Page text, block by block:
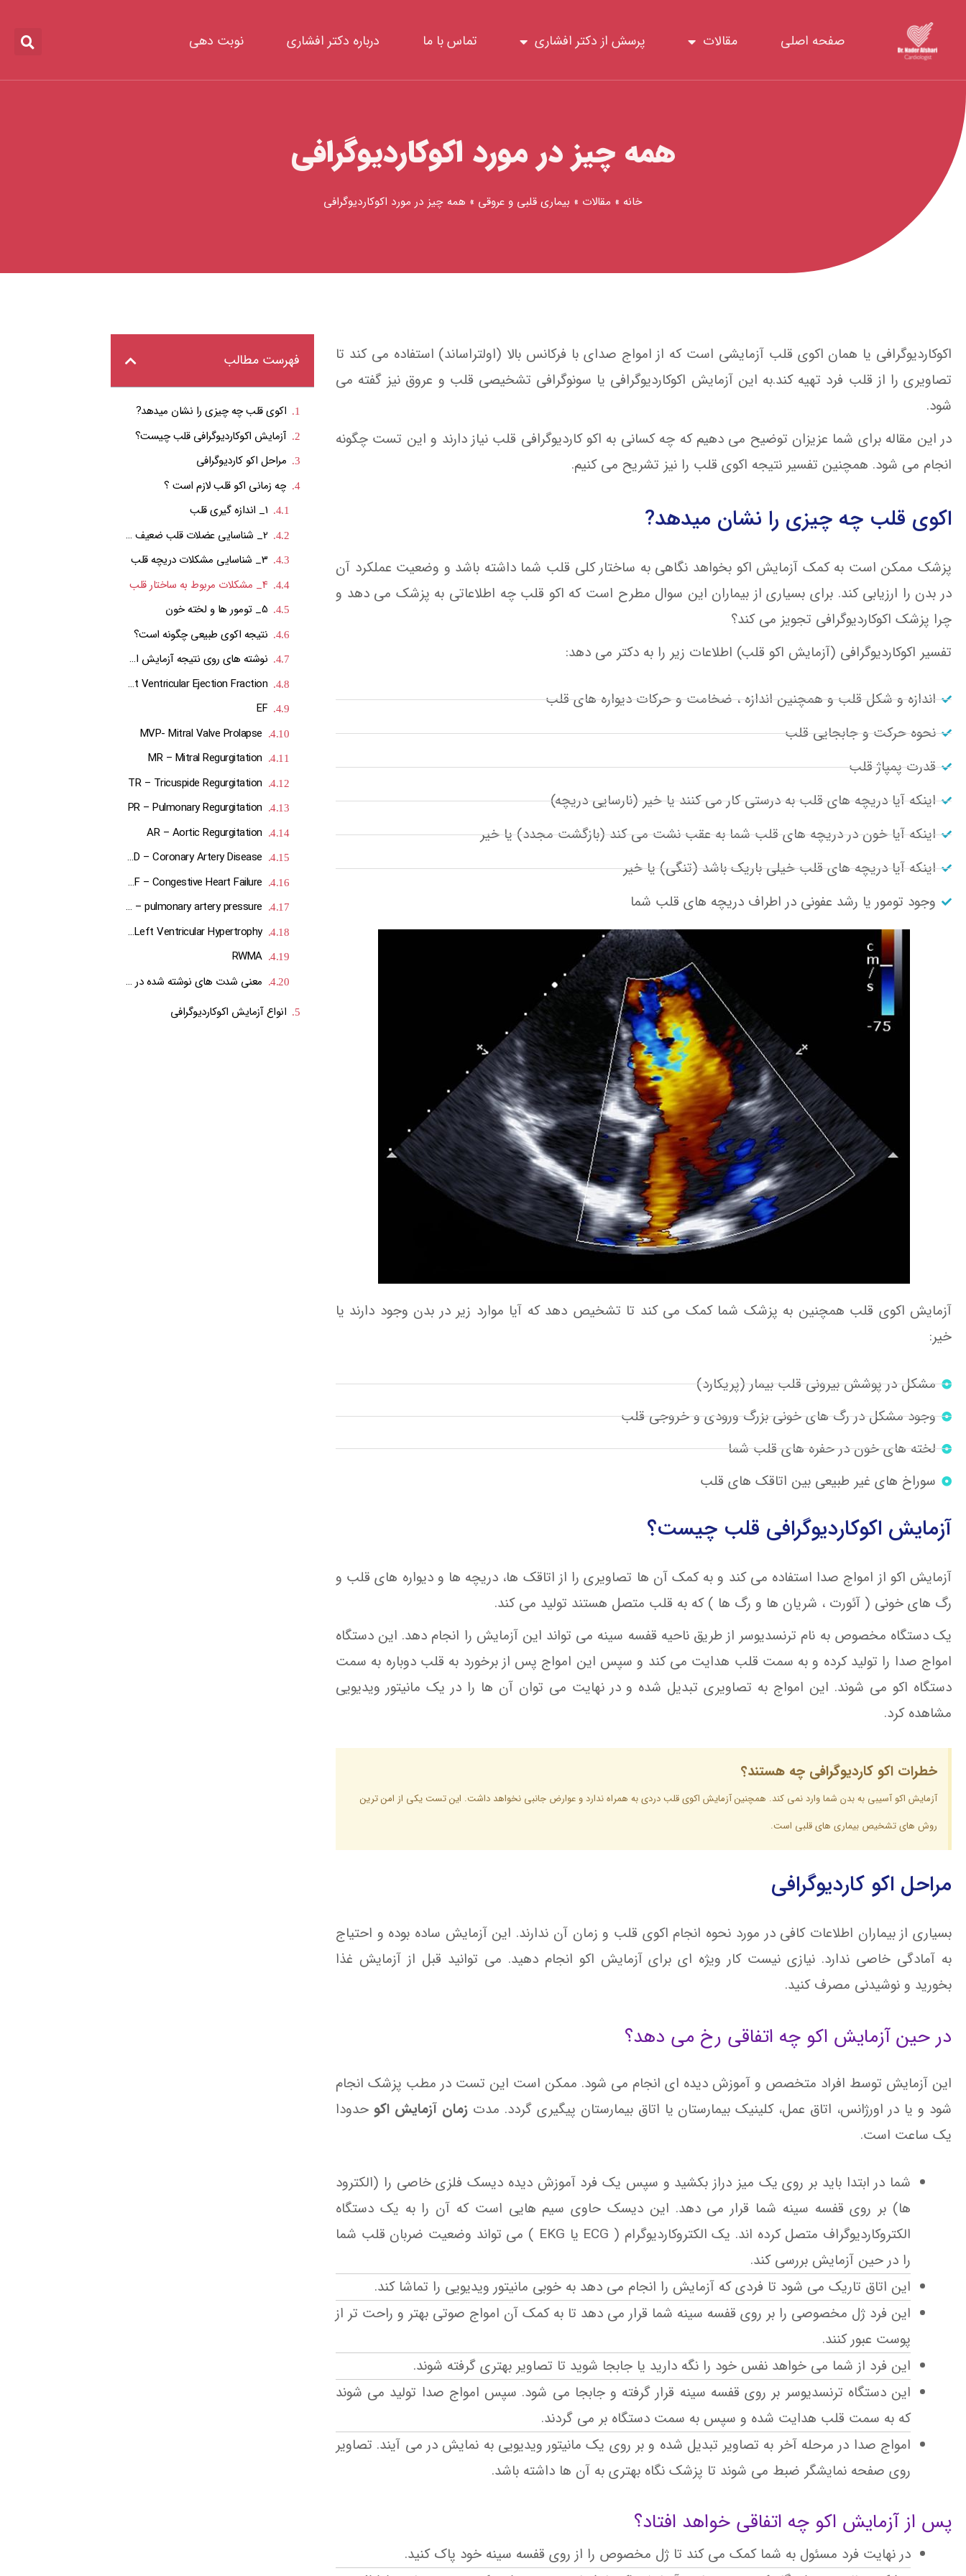
محتوا
صفحه اصلی مقالات پرسش از دکتر افشاری تماس با ما درباره دکتر افشاری نوبت دهی
همه چیز در مورد اکوکاردیوگرافی
خانه » مقالات » بیماری قلبی و عروقی » همه چیز در مورد اکوکاردیوگرافی
اکوکاردیوگرافی یا همان اکوی قلب آزمایشی است که از امواج صدای با فرکانس بالا (اولتراساند) استفاده می کند تا
تصاویری را از قلب فرد تهیه کند.به این آزمایش اکوکاردیوگرافی یا سونوگرافی تشخیصی قلب و عروق نیز گفته می
شود.
در این مقاله برای شما عزیزان توضیح می دهیم که چه کسانی به اکو کاردیوگرافی قلب نیاز دارند و این تست چگونه
انجام می شود. همچنین تفسیر نتیجه اکوی قلب را نیز تشریح می کنیم.
اکوی قلب چه چیزی را نشان میدهد?
پزشک ممکن است به کمک آزمایش اکو بخواهد نگاهی به ساختار کلی قلب شما داشته باشد و وضعیت عملکرد آن
در بدن را ارزیابی کند. برای بسیاری از بیماران این سوال مطرح است که اکو قلب چه اطلاعاتی به پزشک می دهد و
چرا پزشک اکوکاردیوگرافی تجویز می کند؟
تفسیر اکوکاردیوگرافی (آزمایش اکو قلب) اطلاعات زیر را به دکتر می دهد:
اندازه و شکل قلب و همچنین اندازه ، ضخامت و حرکات دیواره های قلب
نحوه حرکت و جابجایی قلب
قدرت پمپاژ قلب
اینکه آیا دریچه های قلب به درستی کار می کنند یا خیر (نارسایی دریچه)
اینکه آیا خون در دریچه های قلب شما به عقب نشت می کند (بازگشت مجدد) یا خیر
اینکه آیا دریچه های قلب خیلی باریک باشد (تنگی) یا خیر
وجود تومور یا رشد عفونی در اطراف دریچه های قلب شما
آزمایش اکوی قلب همچنین به پزشک شما کمک می کند تا تشخیص دهد که آیا موارد زیر در بدن وجود دارند یا
خیر:
مشکل در پوشش بیرونی قلب بیمار (پریکارد)
وجود مشکل در رگ های خونی بزرگ ورودی و خروجی قلب
لخته های خون در حفره های قلب شما
سوراخ های غیر طبیعی بین اتاقک های قلب
آزمایش اکوکاردیوگرافی قلب چیست؟
آزمایش اکو از امواج صدا استفاده می کند و به کمک آن ها تصاویری را از اتاقک ها، دریچه ها و دیواره های قلب و
رگ های خونی ( آئورت ، شریان ها و رگ ها ) که به قلب متصل هستند تولید می کند.
یک دستگاه مخصوص به نام ترنسدیوسر از طریق ناحیه قفسه سینه می تواند این آزمایش را انجام دهد. این دستگاه
امواج صدا را تولید کرده و به سمت قلب هدایت می کند و سپس این امواج پس از برخورد به قلب دوباره به سمت
دستگاه اکو می شوند. این امواج به تصاویری تبدیل شده و در نهایت می توان آن ها را در یک مانیتور ویدیویی
مشاهده کرد.
خطرات اکو کاردیوگرافی چه هستند؟
آزمایش اکو آسیبی به بدن شما وارد نمی کند. همچنین آزمایش اکوی قلب دردی به همراه ندارد و عوارض جانبی نخواهد داشت. این تست یکی از امن ترین
روش های تشخیص بیماری های قلبی است.
مراحل اکو کاردیوگرافی
بسیاری از بیماران اطلاعات کافی در مورد نحوه انجام اکوی قلب و زمان آن ندارند. این آزمایش ساده بوده و احتیاج
به آمادگی خاصی ندارد. نیازی نیست کار ویژه ای برای آزمایش اکو انجام دهید. می توانید قبل از آزمایش غذا
بخورید و نوشیدنی مصرف کنید.
در حین آزمایش اکو چه اتفاقی رخ می دهد؟
این آزمایش توسط افراد متخصص و آموزش دیده ای انجام می شود. ممکن است این تست در مطب پزشک انجام
شود و یا در اورژانس، اتاق عمل، کلینیک بیمارستان یا اتاق بیمارستان پیگیری گردد. مدت زمان آزمایش اکو حدودا
یک ساعت است.
شما در ابتدا باید بر روی یک میز دراز بکشید و سپس یک فرد آموزش دیده دیسک فلزی خاصی را (الکترود
ها) بر روی قفسه سینه شما قرار می دهد. این دیسک حاوی سیم هایی است که آن را به یک دستگاه
الکتروکاردیوگراف متصل کرده اند. یک الکتروکاردیوگرام ( ECG یا EKG ) می تواند وضعیت ضربان قلب شما
را در حین آزمایش بررسی کند.
این اتاق تاریک می شود تا فردی که آزمایش را انجام می دهد به خوبی مانیتور ویدیویی را تماشا کند.
این فرد ژل مخصوصی را بر روی قفسه سینه شما قرار می دهد تا به کمک آن امواج صوتی بهتر و راحت تر از
پوست عبور کنند.
این فرد از شما می خواهد نفس خود را نگه دارید یا جابجا شوید تا تصاویر بهتری گرفته شوند.
این دستگاه ترنسدیوسر بر روی قفسه سینه قرار گرفته و جابجا می شود. سپس امواج صدا تولید می شوند
که به سمت قلب هدایت شده و سپس به سمت دستگاه بر می گردند.
امواج صدا در مرحله آخر به تصاویر تبدیل شده و بر روی یک مانیتور ویدیویی به نمایش در می آیند. تصاویر
روی صفحه نمایشگر ضبط می شوند تا پزشک نگاه بهتری به آن ها داشته باشد.
پس از آزمایش اکو چه اتفاقی خواهد افتاد؟
در نهایت فرد مسئول به شما کمک می کند تا ژل مخصوص را از روی قفسه سینه خود پاک کنید.
فهرست مطالب
اکوی قلب چه چیزی را نشان میدهد?
آزمایش اکوکاردیوگرافی قلب چیست؟
مراحل اکو کاردیوگرافی
چه زمانی اکو قلب لازم است ؟
1_ اندازه گیری قلب
2_ شناسایی عضلات قلب ضعیف و آسیب دیده
3_ شناسایی مشکلات دریچه قلب
4_ مشکلات مربوط به ساختار قلب
5_ تومور ها و لخته خون
نتیجه اکوی طبیعی چگونه است؟
نوشته های روی نتیجه آزمایش اکو به چه معنا هستند؟
LVEF – Left Ventricular Ejection Fraction
EF
MVP- Mitral Valve Prolapse
MR – Mitral Regurgitation
TR – Tricuspide Regurgitation
PR – Pulmonary Regurgitation
AR – Aortic Regurgitation
CAD – Coronary Artery Disease
CHF – Congestive Heart Failure
PAP – pulmonary artery pressure
LVH – Left Ventricular Hypertrophy
RWMA
معنی شدت های نوشته شده در جواب اکوی قلب چیست؟
انواع آزمایش اکوکاردیوگرافی